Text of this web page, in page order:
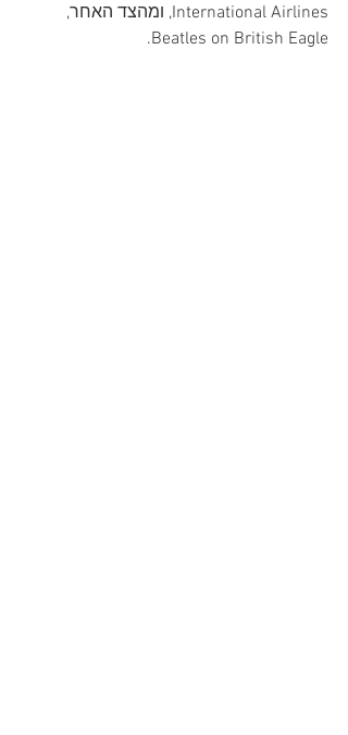
International Airlines, ומהצד האחר,
Beatles on British Eagle.